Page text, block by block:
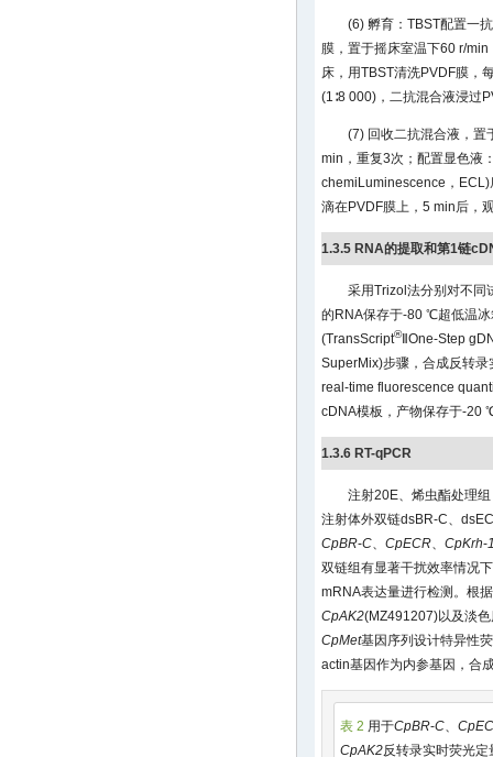
(6) 孵育：TBST配置一
膜，置于摇床室温下60 r/
床，用TBST清洗PVDF膜，
(1∶8 000)，二抗混合液浸过
(7) 回收二抗混合液，置
min，重复3次；配置显色液
chemiLuminescence，ECL)
滴在PVDF膜上，5 min后，
1.3.5 RNA的提取和第1链
采用Trizol法分别对不同
的RNA保存于-80 ℃超低温
(TransScript®ⅡOne-Step
SuperMix)步骤，合成反转
real-time fluorescence
cDNA模板，产物保存于-20
1.3.6 RT-qPCR
注射20E、烯虫酯处理
注射体外双链dsBR-C、
CpBR-C、 CpECR、 CpKrh-
双链组有显著干扰效率情况
mRNA表达量进行检测。根
CpAK2(MZ491207)以及淡
CpMet基因序列设计特异性
actin基因作为内参基因，合
表 2 用于CpBR-C、
CpAK2反转录实时荧光